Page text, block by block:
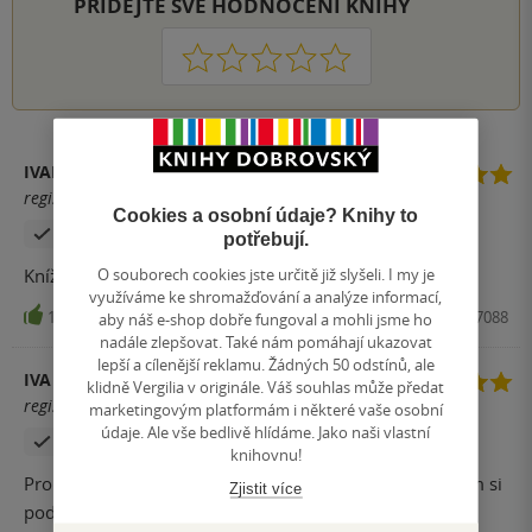
1 2 3 4 5
IVANA PEČINKOVÁ
registrovaný uživatel
Knížka je napínavá. Čte se jedním dechem.
10 Kniha, King Cool, 2019, 9788075857088
IVA
registrovaný uživatel
Zakoupil produkt
Pro mě určitě jedno z největších překvapení. Vůbec jsem si
podrobně nezjišťovala informace, doporučila mi ji
Cookies a osobní údaje? Knihy to
potřebují.
O souborech cookies jste určitě již slyšeli. I my je
využíváme ke shromažďování a analýze informací,
aby náš e-shop dobře fungoval a mohli jsme ho
nadále zlepšovat. Také nám pomáhají ukazovat
lepší a cílenější reklamu. Žádných 50 odstínů, ale
klidně Vergilia v originále. Váš souhlas může předat
marketingovým platformám i některé vaše osobní
údaje. Ale vše bedlivě hlídáme. Jako naši vlastní
knihovnu!
Zjistit více